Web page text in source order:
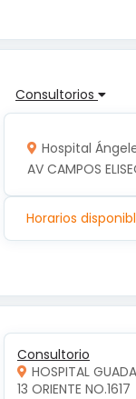
Consultorios
Hospital
AV CAMPOS
Horarios
Consultorio
HOSPITAL
13 ORIENTE